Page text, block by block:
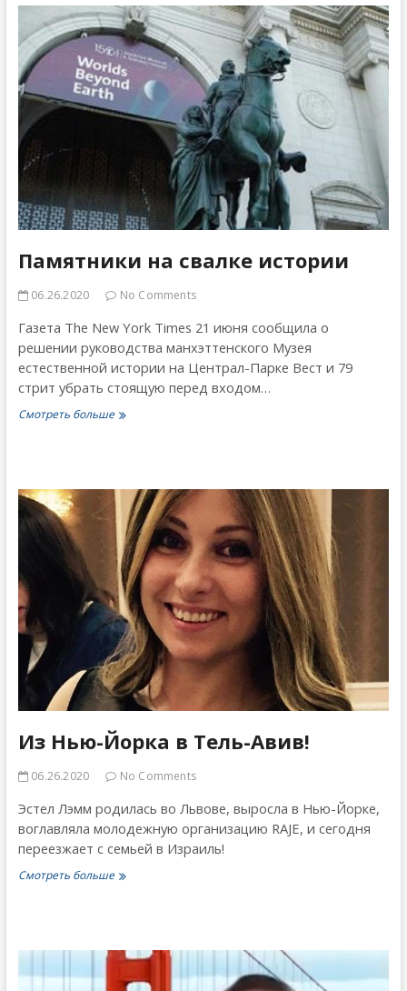
по
Нью-
Йорку…
Памятники на свалке истории
06.26.2020 No Comments
Газета The New York Times 21 июня сообщила о
решении руководства манхэттенского Музея
естественной истории на Централ-Парке Вест и 79
стрит убрать стоящую перед входом…
Смотреть большеПамятники
Из Нью-Йорка в Тель-Авив!
06.26.2020 No Comments
Эстел Лэмм родилась во Львове, выросла в Нью-Йорке,
воглавляла молодежную организацию RAJE, и сегодня
переезжает с семьей в Израиль!
Смотреть большеИз
Авив!